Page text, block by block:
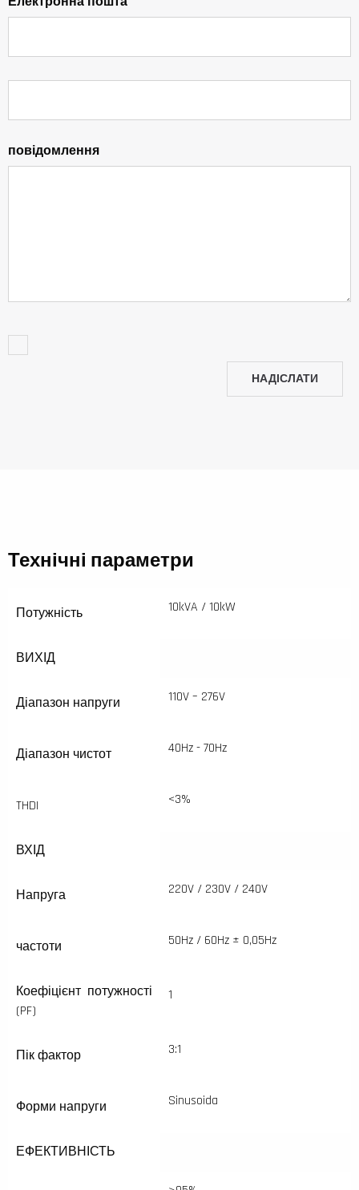
повідомлення
НАДІСЛАТИ
Технічні параметри
Потужність 10kVA / 10kW
ВИХІД
Діапазон напруги 110V – 276V
Діапазон чистот 40Hz - 70Hz
THDI <3%
ВХІД
Напруга 220V / 230V / 240V
частоти 50Hz / 60Hz ± 0,05Hz
Коефіцієнт потужності
(PF)
1
Пік фактор 3:1
Форми напруги Sinusoida
ЕФЕКТИВНІСТЬ